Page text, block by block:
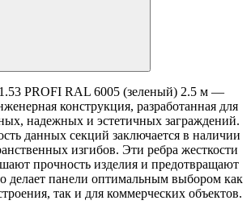
PROFI RAL 6005 (зеленый) 2.5 м —
конструкция, разработанная для
надежных и эстетичных заграждений.
данных секций заключается в наличии
изгибов. Эти ребра жесткости
прочность изделия и предотвращают
делает панели оптимальным выбором как
так и для коммерческих объектов.